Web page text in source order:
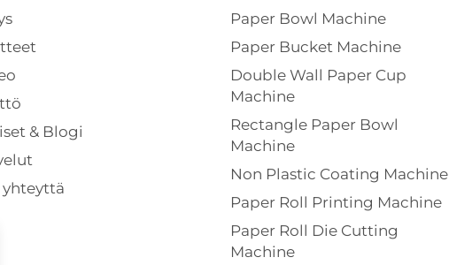
& Blogi
yhteyttä
Paper Bowl Machine
Paper Bucket Machine
Double Wall Paper Cup
Machine
Rectangle Paper Bowl
Machine
Non Plastic Coating Machine
Paper Roll Printing Machine
Paper Roll Die Cutting
Machine